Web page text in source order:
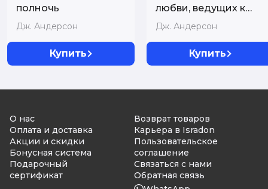
полночь
Дж. Андерсон
Купить
любви, ведущих к
счастью
Дж. Андерсон
Купить
О нас
Оплата и доставка
Акции и скидки
Бонусная система
Подарочный
сертификат
Возврат товаров
Карьера в Isradon
Пользовательское
соглашение
Связаться с нами
Обратная связь